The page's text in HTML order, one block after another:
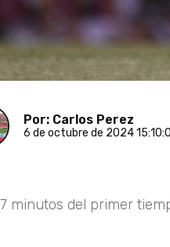
Por: Carlos Perez
6 de octubre de 2024
minutos del primer